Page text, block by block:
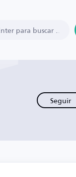
Seguir